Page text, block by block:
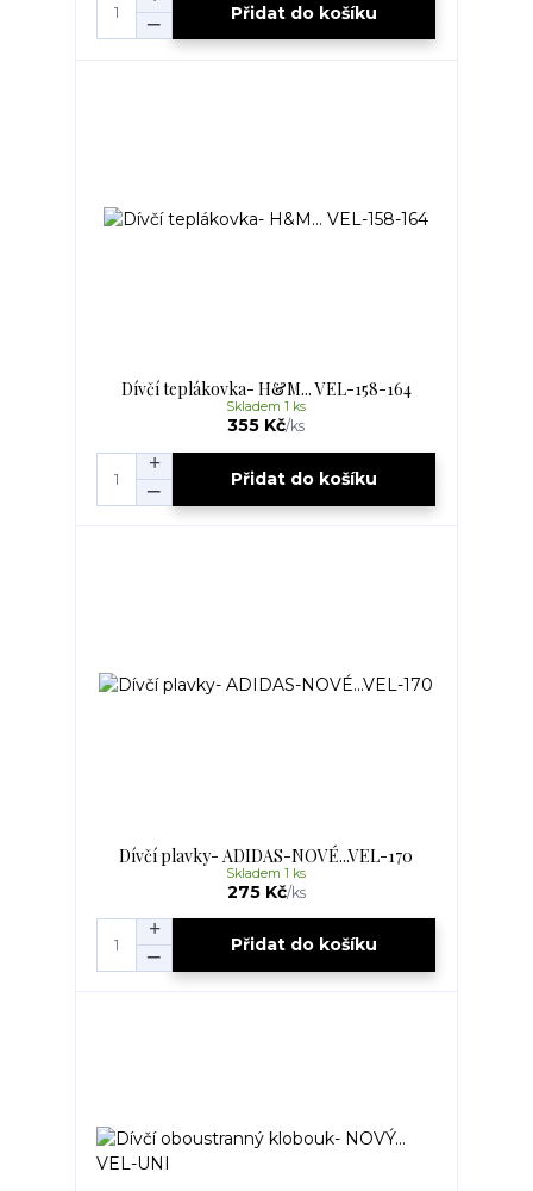
Přidat do košíku
Dívčí teplákovka- H&M... VEL-158-164
355 Kč/ks
Skladem 1 ks
Přidat do košíku
Dívčí plavky- ADIDAS-NOVÉ...VEL-170
275 Kč/ks
Skladem 1 ks
Přidat do košíku